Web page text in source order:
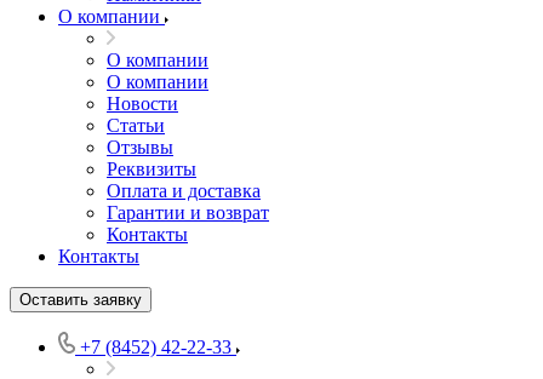
О компании
О компании
О компании
Новости
Статьи
Отзывы
Реквизиты
Оплата и доставка
Гарантии и возврат
Контакты
Контакты
Оставить заявку
+7 (8452) 42-22-33